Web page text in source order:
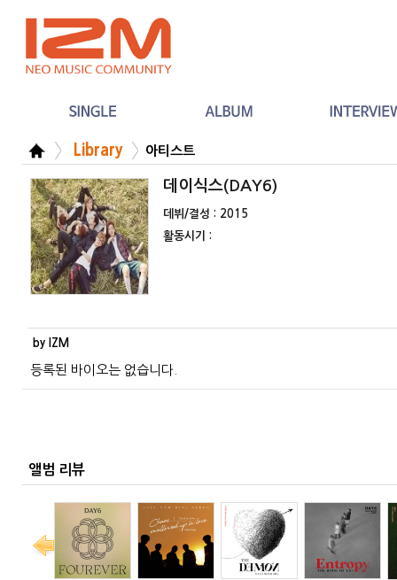
Library 아티스트
데이식스(DAY6)
데뷔/결성 : 2015
활동시기 :
by IZM
등록된 바이오는 없습니다.
앨범 리뷰